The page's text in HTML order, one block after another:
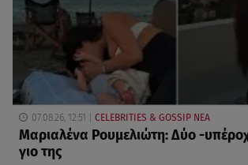
07.08.26, 12:51 CELEBRITIES & GOSSIP ΝΕΑ
Μαριαλένα Ρουμελιώτη: Δύο -
γιο της